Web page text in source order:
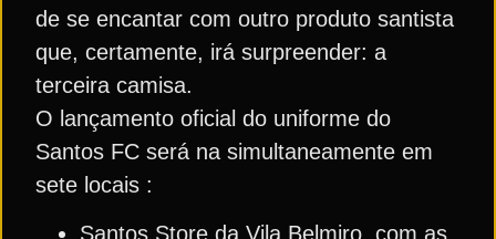
de se encantar com outro produto santista
que, certamente, irá surpreender: a
terceira camisa.
O lançamento oficial do uniforme do
Santos FC será na simultaneamente em
sete locais :
Santos Store da Vila Belmiro, com as